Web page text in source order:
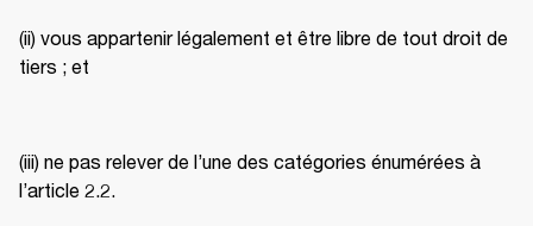
(ii) vous appartenir légalement et être libre de tout droit de
tiers ; et
(iii) ne pas relever de l’une des catégories énumérées à
l’article 2.2.